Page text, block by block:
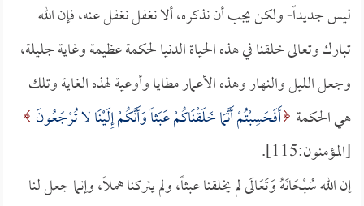
ليس جديداً- ولكن يجب أن نذكره، ألا نغفل نغفل عنه، فإن الله
تبارك وتعالى خلقنا في هذه الحياة الدنيا لحكمة عظيمة وغاية جليلة،
وجعل الليل والنهار وهذه الأعمار مطايا وأوعية لهذه الغاية وتلك
هي الحكمة أَفَحَسِبْتُمْ أَنَّمَا خَلَقْنَاكُمْ عَبَثاً وَأَنَّكُمْ إِلَيْنَا لا تُرْجَعُونَ
[المؤمنون:115].
إن الله سُبْحَانَهُ وَتَعَالَى لم يخلقنا عبثاً، ولم يتركنا هملاً، وإنما جعل لنا